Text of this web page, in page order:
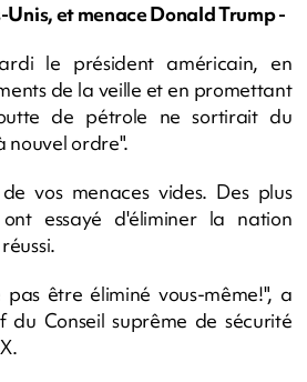
Unis, et menace Donald Trump -
le président américain, en
de la veille et en promettant
de pétrole ne sortirait du
nouvel ordre".
vos menaces vides. Des plus
essayé d'éliminer la nation
être éliminé vous-même!", a
du Conseil suprême de sécurité